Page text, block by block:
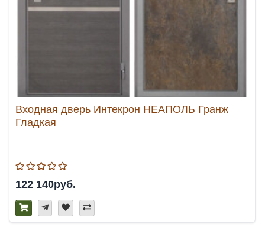
Входная дверь Интекрон НЕАПОЛЬ Гранж
Гладкая
122 140руб.